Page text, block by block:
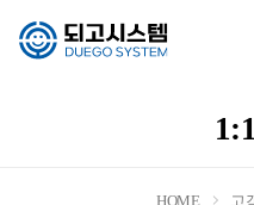
HOME 고